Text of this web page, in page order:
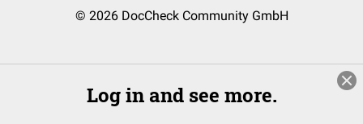
© 2026 DocCheck Community GmbH
Log in and see more.